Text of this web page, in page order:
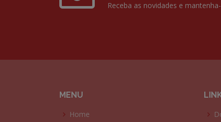
Receba as novidades e
MENU
Home